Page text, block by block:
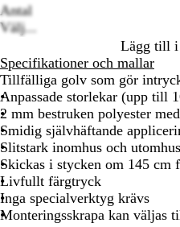
Antal
Välj...
Lägg till i
Specifikationer och mallar
Tillfälliga golv som gör
Anpassade storlekar (upp till
2 mm bestruken polyester
Smidig självhäftande
Slitstark inomhus och utomhus
Skickas i stycken om 145 cm
Livfullt färgtryck
Inga specialverktyg krävs
Monteringsskrapa kan väljas